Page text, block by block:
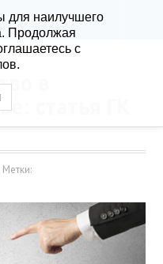
РУБРИКИ
в
статья ГК
Метки:
для наилучшего
Продолжая
с